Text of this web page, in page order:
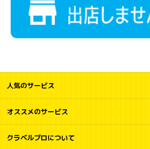
人気のサービス
オススメのサービス
クラベルプロについて